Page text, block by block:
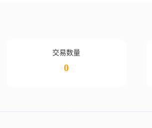
交易数量
0